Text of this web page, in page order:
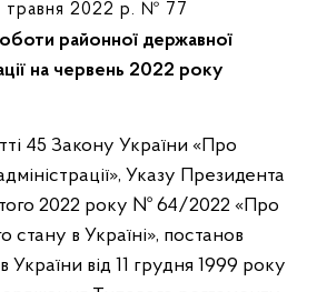
травня 2022 р. № 77
районної державної
на червень 2022 року
Указу Президента
2022 року № 64/2022 «Про
стану в Україні», постанов
України від 11 грудня 1999 року